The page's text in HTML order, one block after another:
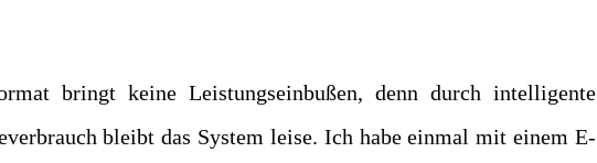
bringt keine Leistungseinbußen, denn durch intelligente
bleibt das System leise. Ich habe einmal mit einem E-